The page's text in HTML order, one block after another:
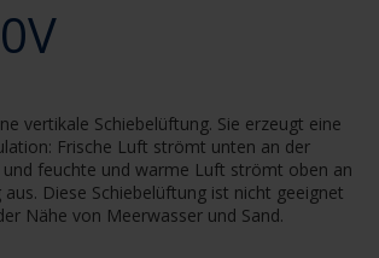
vertikale Schiebelüftung. Sie erzeugt eine
Frische Luft strömt unten an der
und feuchte und warme Luft strömt oben an
Diese Schiebelüftung ist nicht geeignet
Nähe von Meerwasser und Sand.